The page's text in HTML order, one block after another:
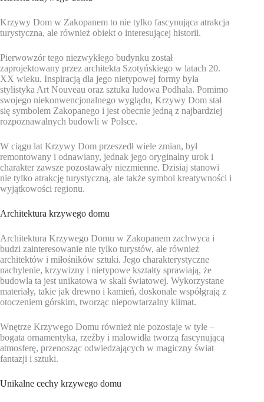
Krzywy Dom w Zakopanem to nie tylko fascynująca atrakcja
turystyczna, ale również obiekt o interesującej historii.
Pierwowzór tego niezwykłego budynku został
zaprojektowany przez architekta Szotyńskiego w latach 20.
XX wieku. Inspiracją dla jego nietypowej formy była
stylistyka Art Nouveau oraz sztuka ludowa Podhala. Pomimo
swojego niekonwencjonalnego wyglądu, Krzywy Dom stał
się symbolem Zakopanego i jest obecnie jedną z najbardziej
rozpoznawalnych budowli w Polsce.
W ciągu lat Krzywy Dom przeszedł wiele zmian, był
remontowany i odnawiany, jednak jego oryginalny urok i
charakter zawsze pozostawały niezmienne. Dzisiaj stanowi
nie tylko atrakcję turystyczną, ale także symbol kreatywności i
wyjątkowości regionu.
Architektura krzywego domu
Architektura Krzywego Domu w Zakopanem zachwyca i
budzi zainteresowanie nie tylko turystów, ale również
architektów i miłośników sztuki. Jego charakterystyczne
nachylenie, krzywizny i nietypowe kształty sprawiają, że
budowla ta jest unikatowa w skali światowej. Wykorzystane
materiały, takie jak drewno i kamień, doskonale współgrają z
otoczeniem górskim, tworząc niepowtarzalny klimat.
Wnętrze Krzywego Domu również nie pozostaje w tyle –
bogata ornamentyka, rzeźby i malowidła tworzą fascynującą
atmosferę, przenosząc odwiedzających w magiczny świat
fantazji i sztuki.
Unikalne cechy krzywego domu